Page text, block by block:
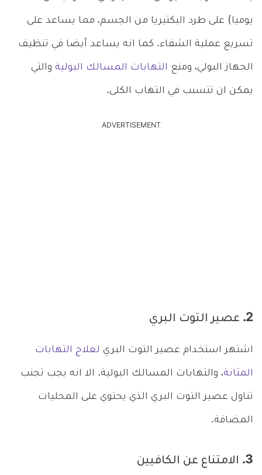
يوميا) على طرد البكتيريا من الجسم، مما يساعد على
تسريع عملية الشفاء. كما انه يساعد أيضا في تنظيف
الجهاز البولي، ومنع التهابات المسالك البولية والتي
يمكن ان تتسبب في التهاب الكلى.
ADVERTISEMENT
2. عصير التوت البري
اشتهر استخدام عصير التوت البري لعلاج التهابات
المثانة، والتهابات المسالك البولية. الا انه يجب تجنب
تناول عصير التوت البري الذي يحتوي على المحليات
المضافة.
3. الامتناع عن الكافيين